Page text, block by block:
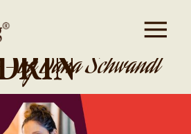
GOLD
by Dana Schwandt